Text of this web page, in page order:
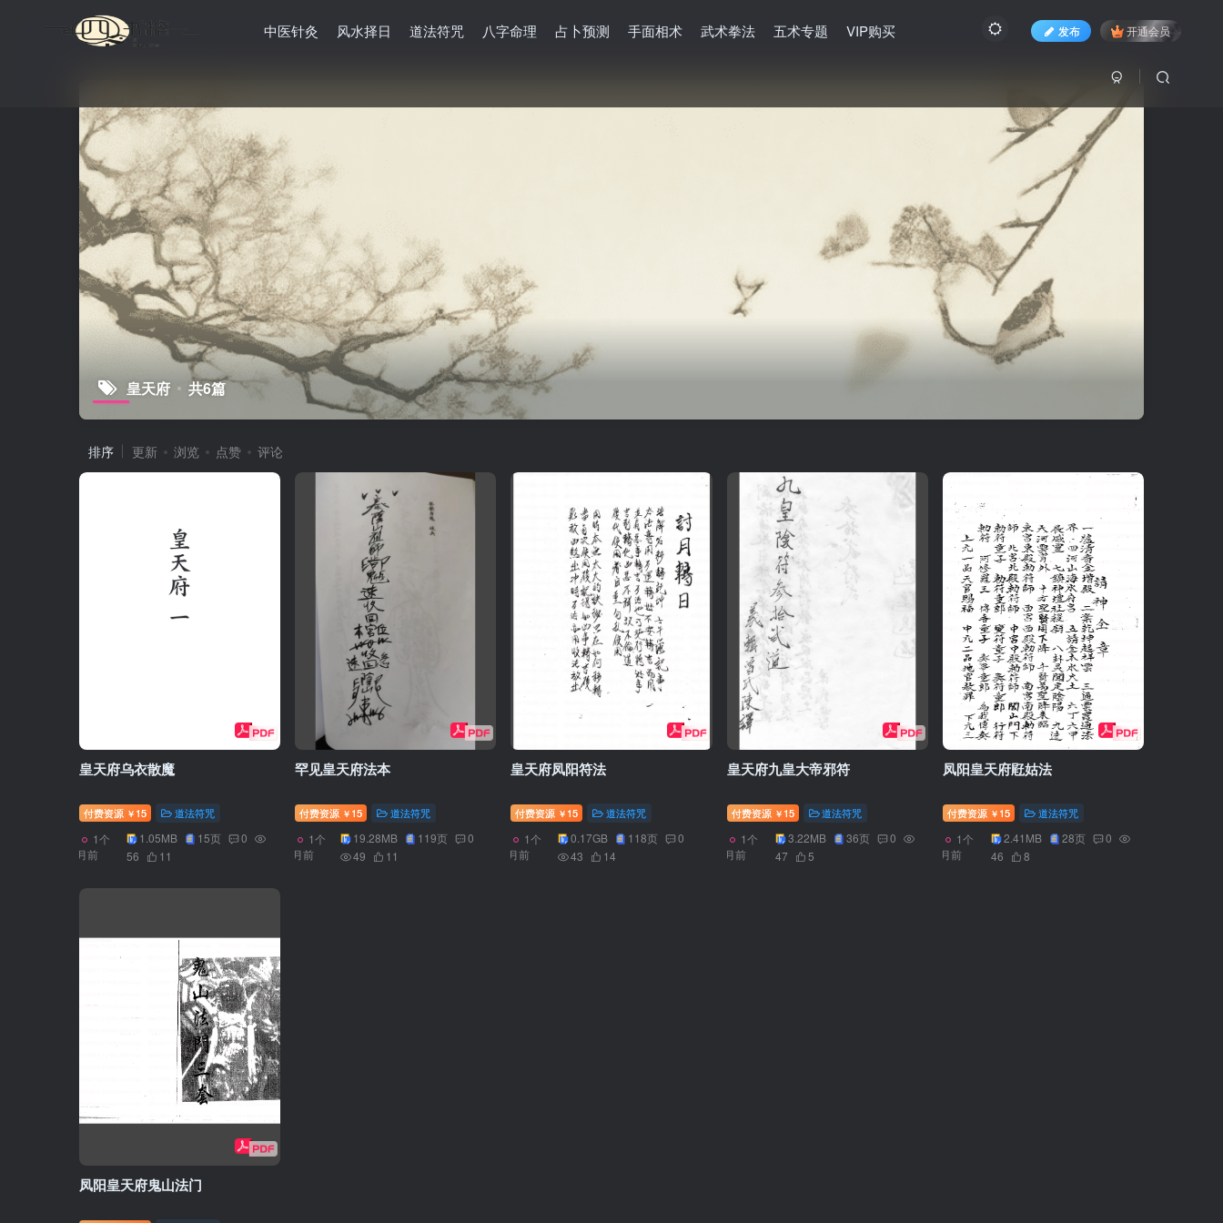
中医针灸 风水择日 道法符咒 八字命理 占卜预测 手面相术 武术拳法 五术专题 VIP购买 发布 开通会员
皇天府 共6篇
排序 更新 浏览 点赞 评论
皇天府乌衣散魔
付费资源 ￥ 15 道法符咒
1个
月前
1.05MB 15页
0
56
11
罕见皇天府法本
付费资源 ￥ 15 道法符咒
1个
月前
19.28MB 119页
0
49
11
皇天府凤阳符法
付费资源 ￥ 15 道法符咒
1个
月前
0.17GB 118页
0
43
14
皇天府九皇大帝邪符
付费资源 ￥ 15 道法符咒
1个
月前
3.22MB 36页
0
47
5
凤阳皇天府屘姑法
付费资源 ￥ 15 道法符咒
1个
月前
2.41MB 28页
0
46
8
凤阳皇天府鬼山法门